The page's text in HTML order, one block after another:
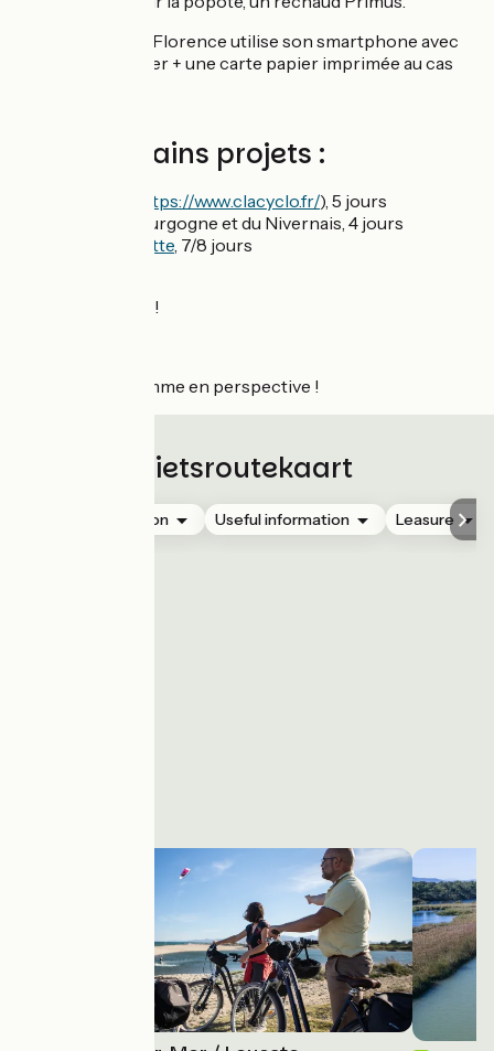
Pour se repérer, Florence utilise son smartphone avec
l'appli ViewRanger + une carte papier imprimée au cas
Ses prochains projets :
https://www.clacyclo.fr/), 5 jours
- Le Canal de Bourgogne et du Nivernais, 4 jours
La Vélo Francette, 7/8 jours
Ensuite on verra !
Un beau programme en perspective !
Fietsroutekaart
Accommodation Useful information Leasure